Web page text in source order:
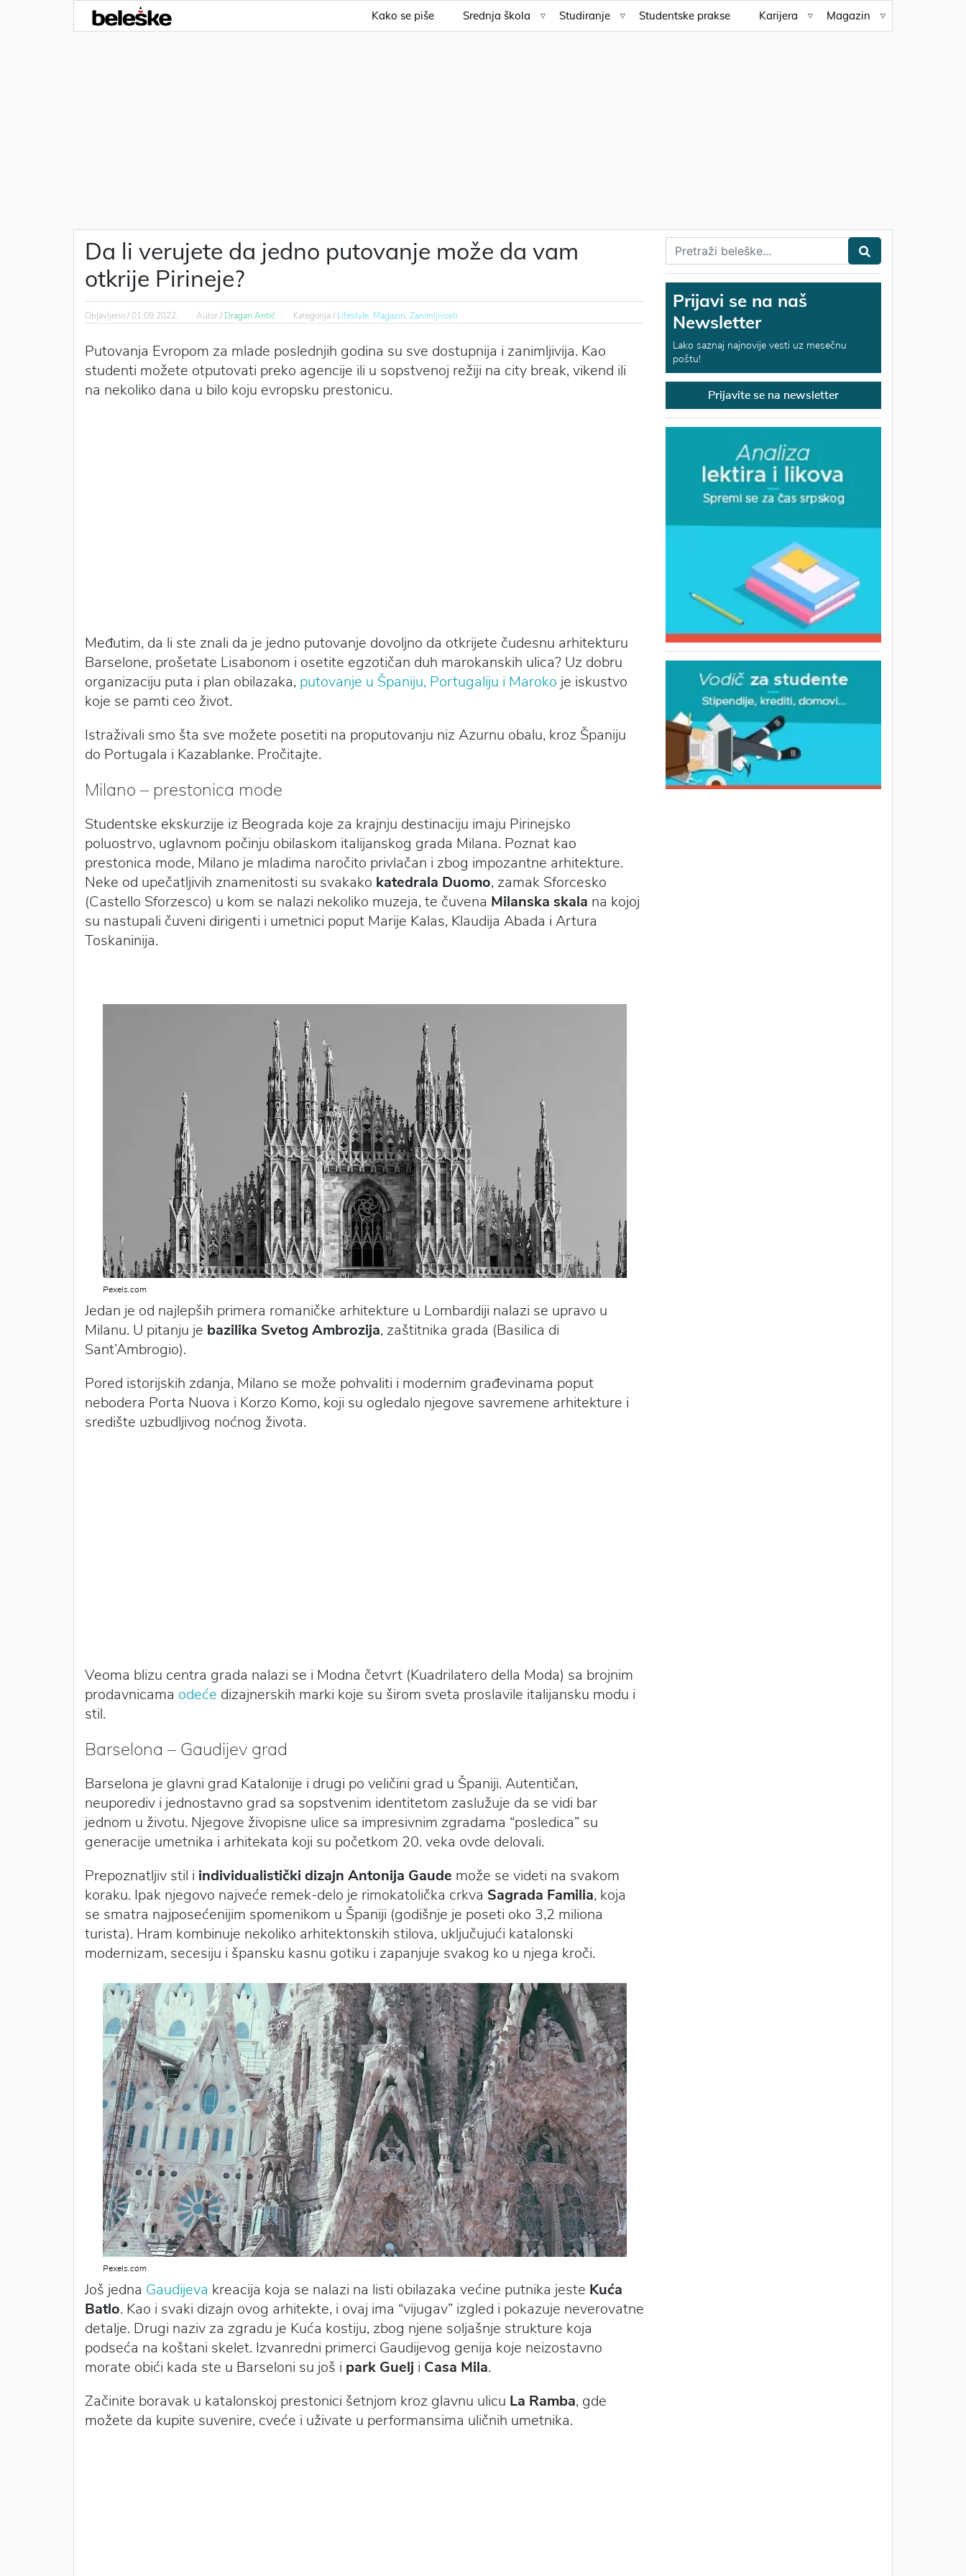
Kako se piše Srednja škola Studiranje Studentske prakse Karijera Magazin
Da li verujete da jedno putovanje može da vam
otkrije Pirineje?
Objavljeno /01.09.2022. Autor / Dragan Antić Kategorija / Lifestyle, Magazin, Zanimljivosti
Putovanja Evropom za mlade poslednjih godina su sve dostupnija i zanimljivija. Kao
studenti možete otputovati preko agencije ili u sopstvenoj režiji na city break, vikend ili
na nekoliko dana u bilo koju evropsku prestonicu.
Međutim, da li ste znali da je jedno putovanje dovoljno da otkrijete čudesnu arhitekturu
Barselone, prošetate Lisabonom i osetite egzotičan duh marokanskih ulica? Uz dobru
organizaciju puta i plan obilazaka, putovanje u Španiju, Portugaliju i Maroko je iskustvo
koje se pamti ceo život.
Istraživali smo šta sve možete posetiti na proputovanju niz Azurnu obalu, kroz Španiju
do Portugala i Kazablanke. Pročitajte.
Milano – prestonica mode
Studentske ekskurzije iz Beograda koje za krajnju destinaciju imaju Pirinejsko
poluostrvo, uglavnom počinju obilaskom italijanskog grada Milana. Poznat kao
prestonica mode, Milano je mladima naročito privlačan i zbog impozantne arhitekture.
Neke od upečatljivih znamenitosti su svakako katedrala Duomo, zamak Sforcesko
(Castello Sforzesco) u kom se nalazi nekoliko muzeja, te čuvena Milanska skala na kojoj
su nastupali čuveni dirigenti i umetnici poput Marije Kalas, Klaudija Abada i Artura
Toskaninija.
Pexels.com
Jedan je od najlepših primera romaničke arhitekture u Lombardiji nalazi se upravo u
Milanu. U pitanju je bazilika Svetog Ambrozija, zaštitnika grada (Basilica di
Sant’Ambrogio).
Pored istorijskih zdanja, Milano se može pohvaliti i modernim građevinama poput
nebodera Porta Nuova i Korzo Komo, koji su ogledalo njegove savremene arhitekture i
središte uzbudljivog noćnog života.
Veoma blizu centra grada nalazi se i Modna četvrt (Kuadrilatero della Moda) sa brojnim
prodavnicama odeće dizajnerskih marki koje su širom sveta proslavile italijansku modu i
stil.
Barselona – Gaudijev grad
Barselona je glavni grad Katalonije i drugi po veličini grad u Španiji. Autentičan,
neuporediv i jednostavno grad sa sopstvenim identitetom zaslužuje da se vidi bar
jednom u životu. Njegove živopisne ulice sa impresivnim zgradama “posledica” su
generacije umetnika i arhitekata koji su početkom 20. veka ovde delovali.
Prepoznatljiv stil i individualistički dizajn Antonija Gaude može se videti na svakom
koraku. Ipak njegovo najveće remek-delo je rimokatolička crkva Sagrada Familia, koja
se smatra najposećenijim spomenikom u Španiji (godišnje je poseti oko 3,2 miliona
turista). Hram kombinuje nekoliko arhitektonskih stilova, uključujući katalonski
modernizam, secesiju i špansku kasnu gotiku i zapanjuje svakog ko u njega kroči.
Pexels.com
Još jedna Gaudijeva kreacija koja se nalazi na listi obilazaka većine putnika jeste Kuća
Batlo. Kao i svaki dizajn ovog arhitekte, i ovaj ima “vijugav” izgled i pokazuje neverovatne
detalje. Drugi naziv za zgradu je Kuća kostiju, zbog njene soljašnje strukture koja
podseća na koštani skelet. Izvanredni primerci Gaudijevog genija koje neizostavno
morate obići kada ste u Barseloni su još i park Guelj i Casa Mila.
Začinite boravak u katalonskoj prestonici šetnjom kroz glavnu ulicu La Ramba, gde
možete da kupite suvenire, cveće i uživate u performansima uličnih umetnika.
Prijavi se na naš
Newsletter
Lako saznaj najnovije vesti uz mesečnu
poštu!
Prijavite se na newsletter